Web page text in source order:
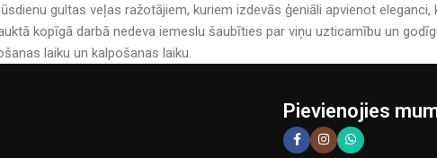
gultas veļas ražotājiem, kuriem izdevās ģeniāli apvienot eleganci,
kopīgā darbā nedeva iemeslu šaubīties par viņu uzticamību un
laiku un kalpošanas laiku.
Pievienojies